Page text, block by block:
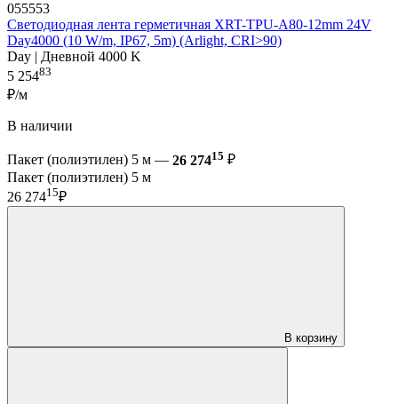
055553
Светодиодная лента герметичная XRT-TPU-A80-12mm 24V
Day4000 (10 W/m, IP67, 5m) (Arlight, CRI>90)
Day | Дневной 4000 K
5 25483
₽/м
В наличии
Пакет (полиэтилен) 5 м — 26 27415 ₽
Пакет (полиэтилен) 5 м
26 27415₽
В корзину